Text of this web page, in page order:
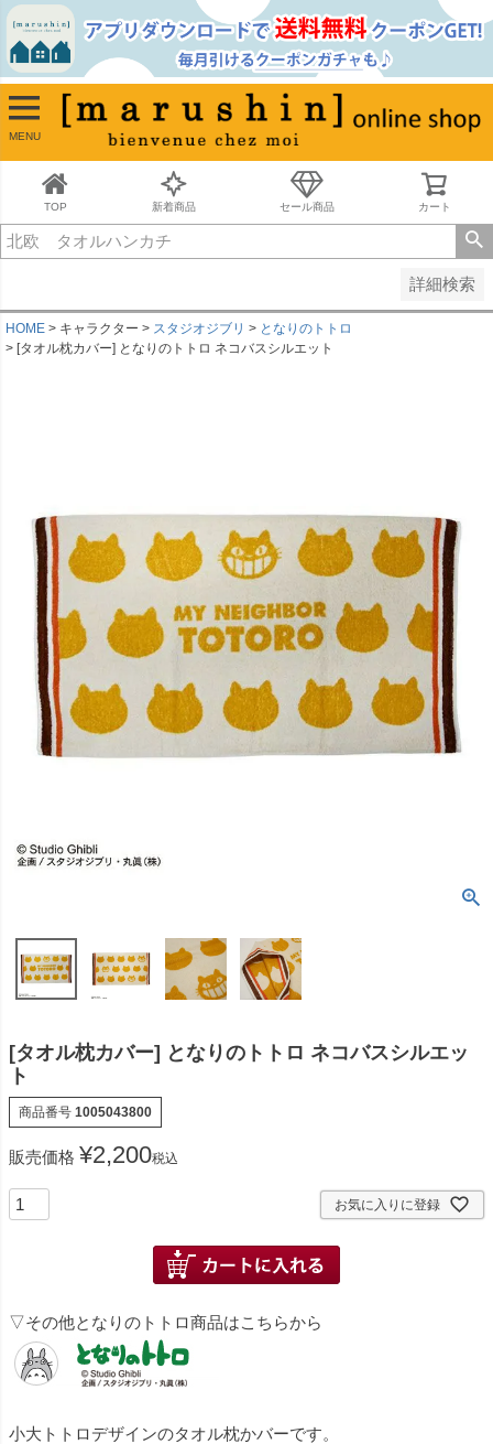
MENU
TOP 新着商品 セール商品 カート
詳細検索
並び順
新着順
古い順
価格が安い順
価格が高い順
キーワードヒット順
HOME キャラクター スタジオジブリ
となりのトトロ
[タオル枕カバー] となりのトトロ ネコバスシルエット
[タオル枕カバー] となりのトトロ ネコバスシルエッ
ト
商品番号 1005043800
販売価格 ¥2,200税込
お気に入りに登録
▽その他となりのトトロ商品はこちらから
小大トトロデザインのタオル枕かバーです。